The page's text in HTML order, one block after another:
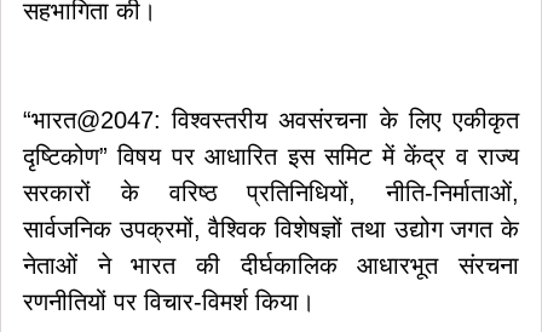
सहभागिता की।
“भारत@2047: विश्वस्तरीय अवसंरचना के लिए एकीकृत
दृष्टिकोण” विषय पर आधारित इस समिट में केंद्र व राज्य
सरकारों के वरिष्ठ प्रतिनिधियों, नीति-निर्माताओं,
सार्वजनिक उपक्रमों, वैश्विक विशेषज्ञों तथा उद्योग जगत के
नेताओं ने भारत की दीर्घकालिक आधारभूत संरचना
रणनीतियों पर विचार-विमर्श किया।